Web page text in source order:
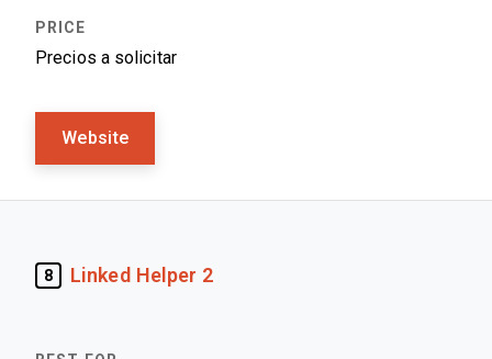
Precios a solicitar
Website
8 Linked Helper 2